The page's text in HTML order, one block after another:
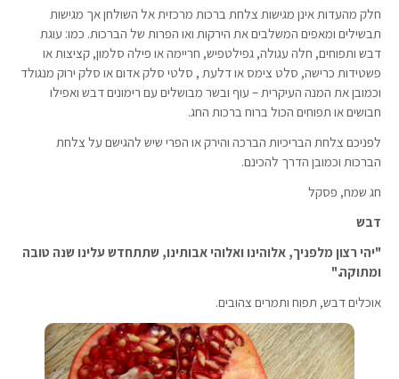
חלק מהעדות אינן מגישות צלחת ברכות מרכזית אל השולחן אך מגישות
תבשילים ומאפים המשלבים את הירקות ואו הפרות של הברכות. כמו: עוגת
דבש ותפוחים, חלה עגולה, גפילטפיש, חריימה או פילה סלמון, קציצות או
פשטידות כרישה, סלט צימס או דלעת , סלטי סלק אדום או סלק ירוק מנגולד
וכמובן את המנה העיקרית – עוף ובשר מבושלים עם רימונים דבש ואפילו
חבושים או תפוחים הכול ברוח ברכות החג.
לפניכם צלחת הבריכיות הברכה והירק או הפרי שיש להגישם על צלחת
הברכות וכמובן הדרך להכינם.
חג שמח, פסקל
דבש
"יהי רצון מלפניך, אלוהינו ואלוהי אבותינו, שתתחדש עלינו שנה טובה
ומתוקה."
אוכלים דבש, תפוח ותמרים צהובים.